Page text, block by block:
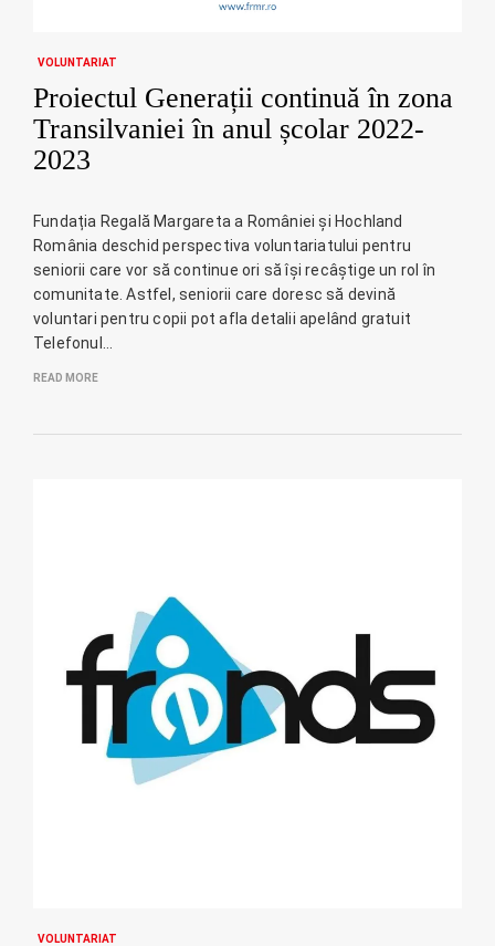
VOLUNTARIAT
Proiectul Generații continuă în zona
Transilvaniei în anul școlar 2022-
2023
Fundația Regală Margareta a României și Hochland
România deschid perspectiva voluntariatului pentru
seniorii care vor să continue ori să își recâștige un rol în
comunitate. Astfel, seniorii care doresc să devină
voluntari pentru copii pot afla detalii apelând gratuit
Telefonul…
READ MORE
VOLUNTARIAT